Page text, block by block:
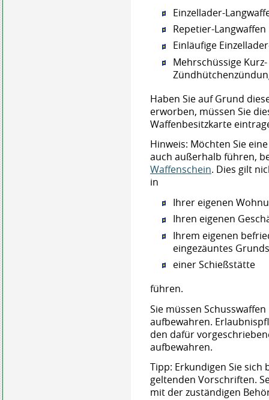
Einzellader-
Repetier-
Einläufige
Mehrschüssige
Haben Sie auf Grund
erworben, müssen Sie
Waffenbesitzkarte
Hinweis: Möchten Sie
auch außerhalb führen,
Waffenschein. Dies gilt
in
Ihrer eigenen
Ihren eigenen
Ihrem eigenen
eingezäuntes
einer Schießstätte
führen.
Sie müssen
aufbewahren.
den dafür
aufbewahren.
Tipp: Erkundigen Sie sich
geltenden Vorschriften.
mit der zuständigen